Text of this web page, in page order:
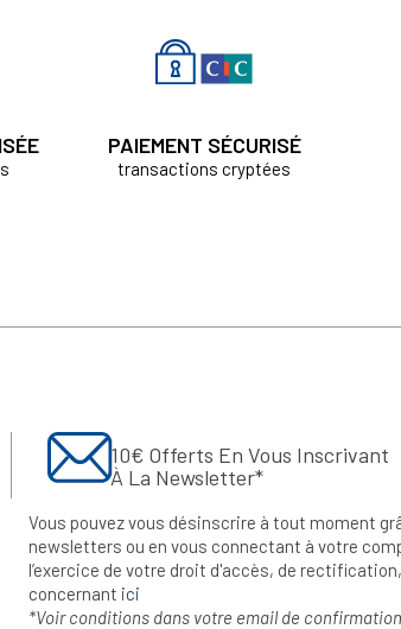
PAIEMENT SÉCURISÉ
transactions cryptées
10€ Offerts En Vous Inscrivant
À La Newsletter*
Vous pouvez vous désinscrire à tout moment
newsletters ou en vous connectant à votre
l’exercice de votre droit d'accès, de
concernant ici
*Voir conditions dans votre email de confirmation